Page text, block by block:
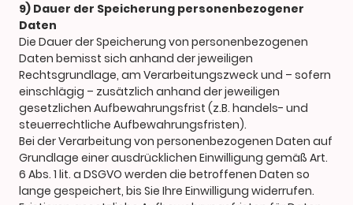
9) Dauer der Speicherung personenbezogener
Daten
Die Dauer der Speicherung von personenbezogenen
Daten bemisst sich anhand der jeweiligen
Rechtsgrundlage, am Verarbeitungszweck und – sofern
einschlägig – zusätzlich anhand der jeweiligen
gesetzlichen Aufbewahrungsfrist (z.B. handels- und
steuerrechtliche Aufbewahrungsfristen).
Bei der Verarbeitung von personenbezogenen Daten auf
Grundlage einer ausdrücklichen Einwilligung gemäß Art.
6 Abs. 1 lit. a DSGVO werden die betroffenen Daten so
lange gespeichert, bis Sie Ihre Einwilligung widerrufen.